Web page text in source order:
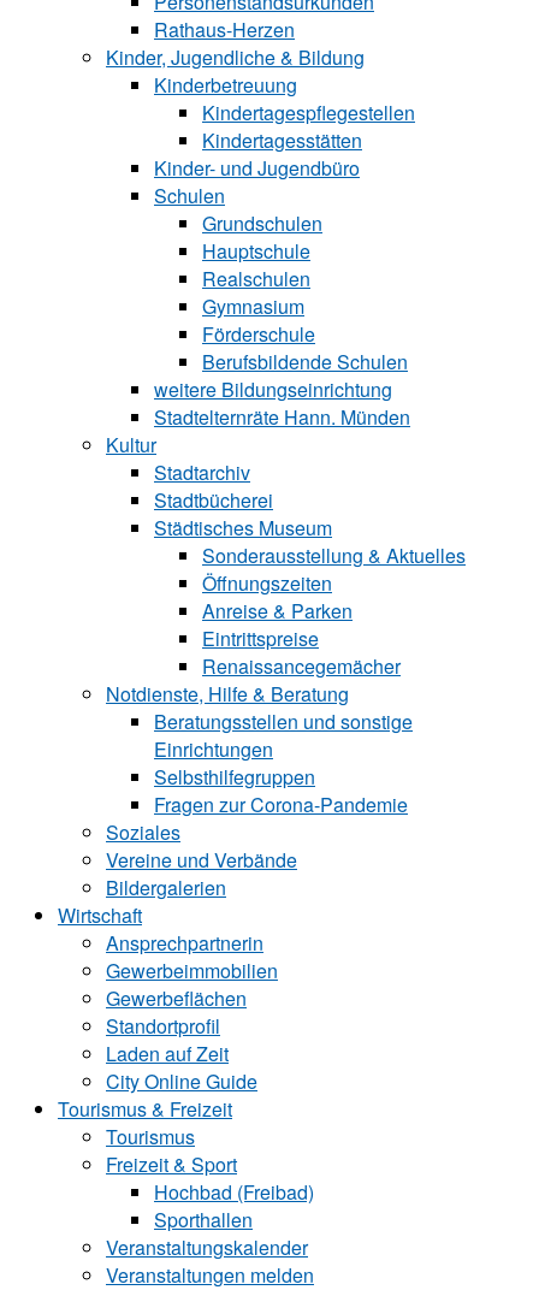
Rathaus-Herzen
Kinder, Jugendliche & Bildung
Kinderbetreuung
Kindertagespflegestellen
Kindertagesstätten
Kinder- und Ju‍gend‍bü‍ro
Schulen
Grundschulen
Hauptschule
Realschulen
Gymnasium
Förderschule
Berufsbildende Schu‍len
weitere Bildungseinrichtung
Stadtelternräte Hann. Münden
Kultur
Stadtarchiv
Stadtbücherei
Städtisches Museum
Sonderausstellung & Aktuelles
Öffnungszeiten
Anreise & Parken
Eintrittspreise
Renaissancegemächer
Notdienste, Hilfe & Be‍ra‍tung
Beratungsstellen und sonstige
Einrichtungen
Selbsthilfegruppen
Fragen zur Corona-Pandemie
Soziales
Vereine und Verbände
Bildergalerien
Wirtschaft
Ansprechpartnerin
Gewerbeimmobilien
Gewerbeflächen
Standortprofil
Laden auf Zeit
City Online Guide
Tourismus & Freizeit
Tourismus
Freizeit & Sport
Hochbad (Freibad)
Sporthallen
Veranstaltungskalender
Veranstaltungen melden